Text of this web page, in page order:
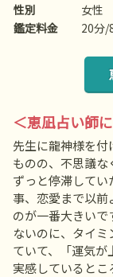
性別
女性
鑑定料金
20分/
＜恵凪占い師
先生に龍神様を付
ものの、不思議な
ずっと停滞して
事、恋愛まで以前
のが一番大きい
ないのに、タイ
ていて、「運気が
実感していると